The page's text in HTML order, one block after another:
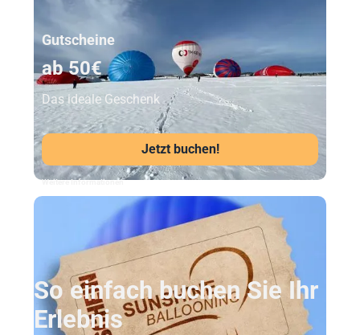
Unser Beststeller
Gutscheine
ab 50€
Das ideale Geschenk
Jetzt buchen!
Weitere Informationen
So einfach buchen Sie Ihr
Erlebnis